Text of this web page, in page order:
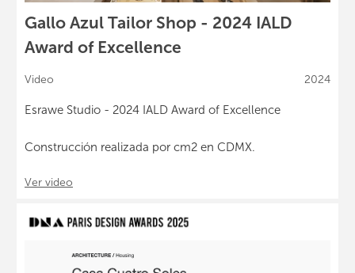
Gallo Azul Tailor Shop - 2024 IALD
Award of Excellence
Video 2024
Esrawe Studio - 2024 IALD Award of Excellence
Construcción realizada por cm2 en CDMX.
Ver video